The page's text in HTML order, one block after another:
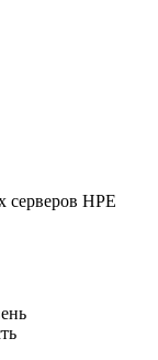
серверов HPE